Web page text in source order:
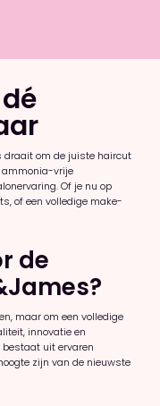
draait om de juiste haircut
ammonia-vrije
Of je nu op
of een volledige make-
de
maar om een volledige
innovatie en
uit ervaren
zijn van de nieuwste